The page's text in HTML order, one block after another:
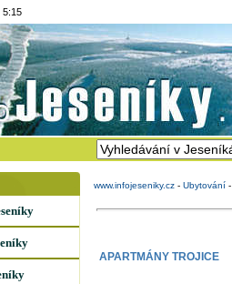
5:15
www.infojeseniky.cz- Ubytování-
APARTMÁNY TROJICE